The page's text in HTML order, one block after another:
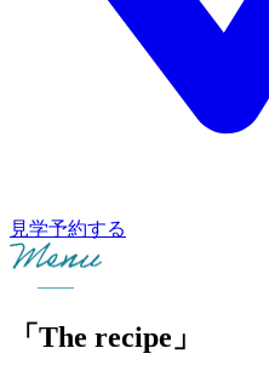
見学予約する
「The recipe」